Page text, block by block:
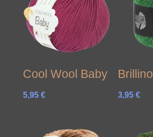
Cool Wool Baby
5,95 €
Brillino
3,95€